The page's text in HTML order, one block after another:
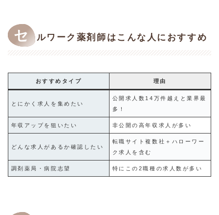
セ ルワーク薬剤師はこんな人におすすめ
おすすめタイプ 理由
とにかく求人を集めたい
公開求人数14万件越えと業界最
多！
年収アップを狙いたい 非公開の高年収求人が多い
どんな求人があるか確認したい
転職サイト複数社＋ハローワー
ク求人を含む
調剤薬局・病院志望 特にこの2職種の求人数が多い